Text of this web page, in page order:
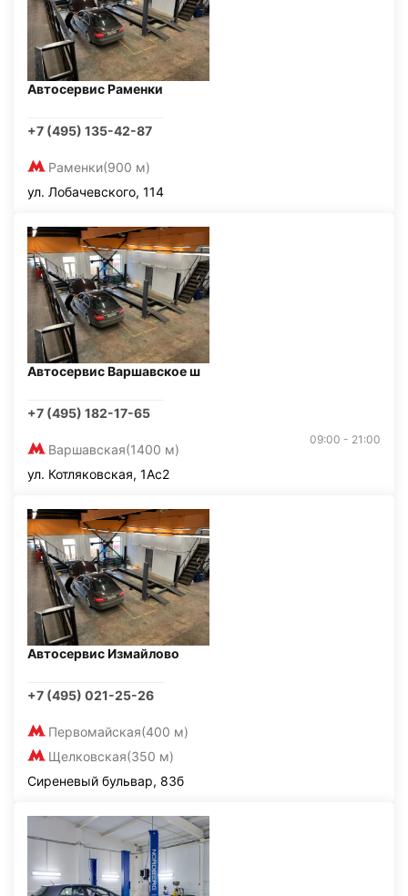
Автосервис Раменки
+7 (495) 135-42-87
Раменки(900 м)
ул. Лобачевского, 114
Автосервис Варшавское ш
+7 (495) 182-17-65
Варшавская(1400 м)
09:00 - 21:00
ул. Котляковская, 1Ас2
Автосервис Измайлово
+7 (495) 021-25-26
Первомайская(400 м)
Щелковская(350 м)
Сиреневый бульвар, 83б